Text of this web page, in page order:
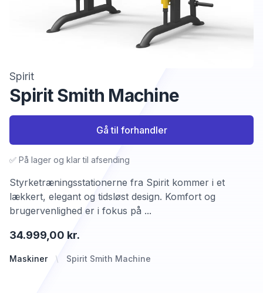
Spirit
Spirit Smith Machine
Maskiner Spirit Smith Machine
34.999,00 kr.
Styrketræningsstationerne fra Spirit kommer i et
lækkert, elegant og tidsløst design. Komfort og
brugervenlighed er i fokus på ...
✅ På lager og klar til afsending
Gå til forhandler